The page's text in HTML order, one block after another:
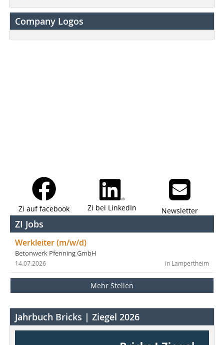
Company Logos
Zi auf facebook Zi bei LinkedIn Newsletter
ZI Jobs
Werkleiter (m/w/d)
Betonwerk Pfenning GmbH
in Lampertheim
14.07.2026
Mehr Stellen
Jahrbuch Bricks | Ziegel 2026